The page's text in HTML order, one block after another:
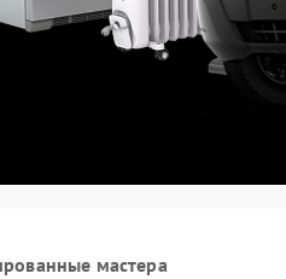
мастера